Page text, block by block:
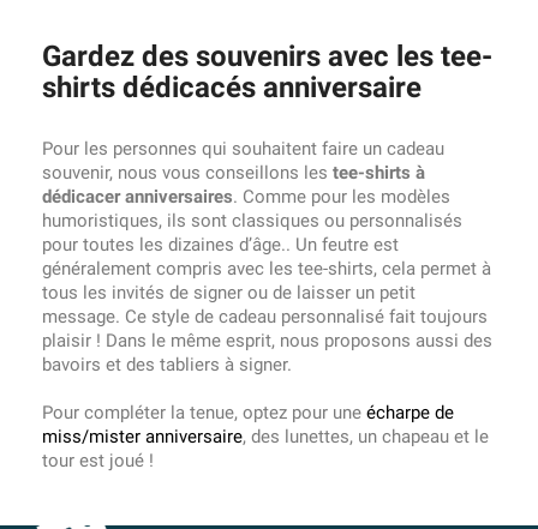
Gardez des souvenirs avec les tee-
shirts dédicacés anniversaire
Pour les personnes qui souhaitent faire un cadeau
souvenir, nous vous conseillons les tee-shirts à
dédicacer anniversaires. Comme pour les modèles
humoristiques, ils sont classiques ou personnalisés
pour toutes les dizaines d’âge.. Un feutre est
généralement compris avec les tee-shirts, cela permet à
tous les invités de signer ou de laisser un petit
message. Ce style de cadeau personnalisé fait toujours
plaisir ! Dans le même esprit, nous proposons aussi des
bavoirs et des tabliers à signer.
Pour compléter la tenue, optez pour une écharpe de
miss/mister anniversaire, des lunettes, un chapeau et le
tour est joué !